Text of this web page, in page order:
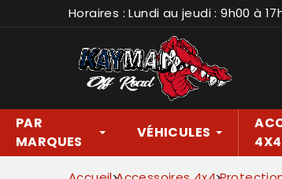
Horaires : Lundi au jeudi : 9h00 à
PAR
MARQUES
VÉHICULES
4X4